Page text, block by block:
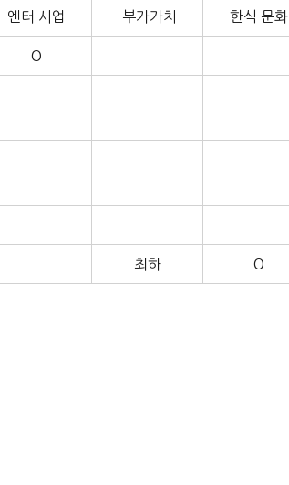
엔터 사업 부가가치 한식 문화
O
최하 O